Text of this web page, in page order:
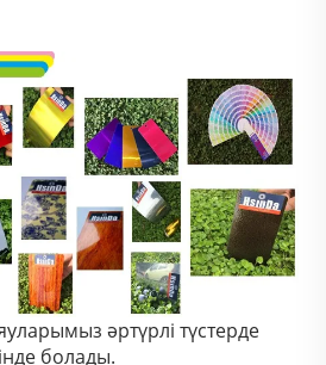
әртүрлі түстерде
болады.